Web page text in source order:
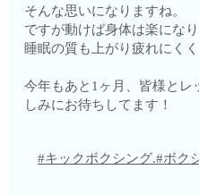
そんな思いになりますね。
ですが動けば身体は楽にな
睡眠の質も上がり疲れにく
今年もあと1ヶ月、皆様とレ
しみにお待ちしてます！
#キックボクシング.#ボク